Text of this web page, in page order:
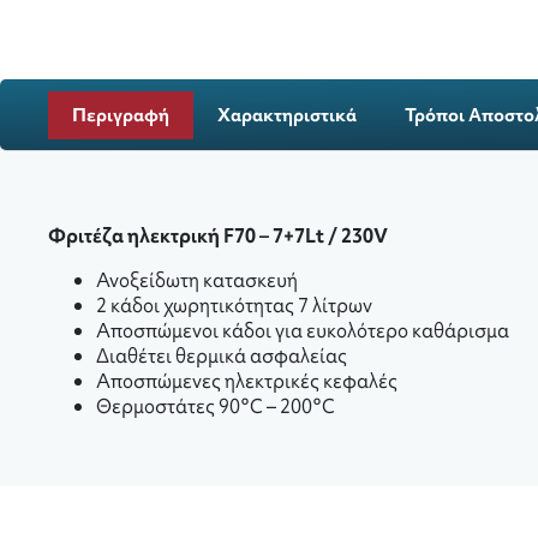
Περιγραφή Χαρακτηριστικά Τρόποι
Φριτέζα ηλεκτρική F70– 7+7Lt / 230V
Ανοξείδωτη κατασκευή
2 κάδοι χωρητικότητας 7 λίτρων
Αποσπώμενοι κάδοι για ευκολότερο καθάρισμα
Διαθέτει θερμικά ασφαλείας
Αποσπώμενες ηλεκτρικές κεφαλές
Θερμοστάτες 90°C – 200°C